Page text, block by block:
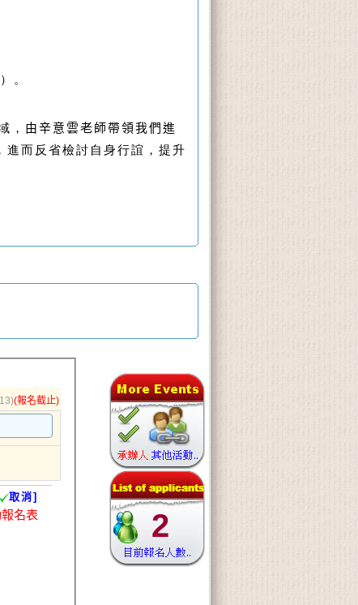
。
， 由辛意雲老師帶領我們進
進而反省檢討自身行誼，提升
2
(報名截止)
取消]
名表